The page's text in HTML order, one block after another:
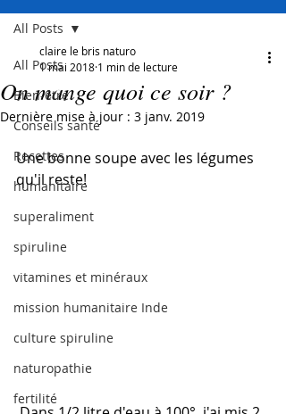
All Posts
Bien-être
Conseils santé
Recettes
humanitaire
superaliment
spiruline
vitamines et minéraux
mission humanitaire Inde
culture spiruline
naturopathie
fertilité
All Posts
On mange quoi ce soir ?
claire le bris naturo
1 mai 2018 1 min de lecture
Dernière mise à jour : 3 janv. 2019
Une bonne soupe avec les légumes
qu'il reste!